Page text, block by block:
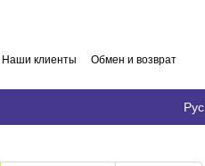
Наши клиенты
Обмен и возврат
Рус